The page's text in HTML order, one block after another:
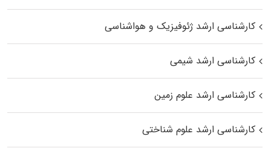
کارشناسی ارشد ژئوفیزیک و هواشناسی
کارشناسی ارشد شیمی
کارشناسی ارشد علوم زمین
کارشناسی ارشد علوم شناختی